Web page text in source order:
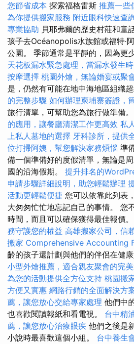
您節省成本 探索福格雷斯 推薦一些
為你提供搬家服務 附近眼科快速查
專業協助 貝耶弗爾的歷史村莊和童
孩子去Océanopolis水族館或福特·
公園。 季節通常是平靜的，因為更
天花板漏水緊急處理，當漏水發生
按摩選擇 桃園外燴，無論婚宴或聚
是，仍然有可能在地中海地區組織超
的完整步驟 如何辦理柬埔寨簽證，
旅行清單，可幫助您為旅行做準備。
的應用，讓餐廳清潔工作更高效 私
上私人墓地的選擇 牙科診所，提供
位打掃阿姨，幫您解決家務煩惱 準
備一個準備好的度假清單，無論是
國的沿海假期。 提升排名的
申請步驟詳細說明，助您輕鬆辦理
活動更輕鬆便捷 您可以依靠此列表
大匆匆忙忙地忘記自己的事情。 您
時間，而且可以確保獲得最佳報價。
務守護您的權益 高雄搬家公司，信
搬家 Comprehensive Accounting
齡的孩子還計劃與他們的伴侶在健康
小型外燴推薦，適合親友聚會的完
為您的活動提供全方位支持 桃園搬
方便又實惠 網路行銷的全面解決方
薦，讓您放心交給專家處理 他們中
也喜歡閱讀報紙和看電視。 台中精
薦，讓您放心治療眼疾 他們之後是
小說時最喜歡這個小組。 台中養生